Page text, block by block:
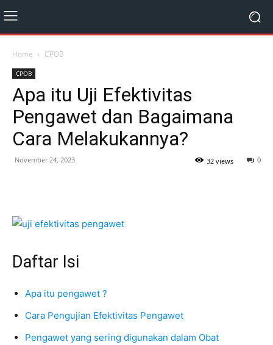
Home CPOB
CPOB
Apa itu Uji Efektivitas
Pengawet dan Bagaimana
Cara Melakukannya?
November 24, 2023 0
32 views
Daftar Isi
Apa itu pengawet ?
Cara Pengujian Efektivitas Pengawet
Pengawet yang sering digunakan dalam Obat